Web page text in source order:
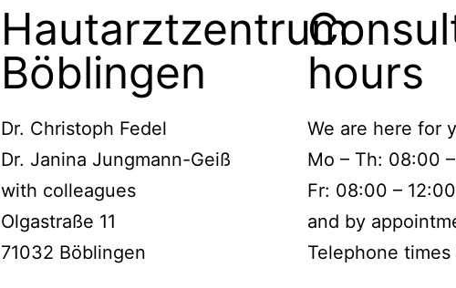
Hautarztzentrum
Böblingen
Dr. Christoph Fedel
Dr. Janina Jungmann-Geiß
with colleagues
Olgastraße 11
71032 Böblingen
hours
We are here for
Mo – Th: 08:00
Fr: 08:00 – 12:00
and by
Telephone times